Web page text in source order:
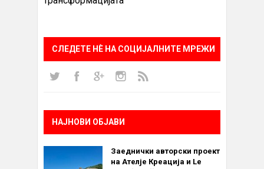
СЛЕДЕТЕ НÈ НА СОЦИЈАЛНИТЕ МРЕЖИ
НАЈНОВИ ОБЈАВИ
Заеднички авторски проект
на Ателје Креација и Le